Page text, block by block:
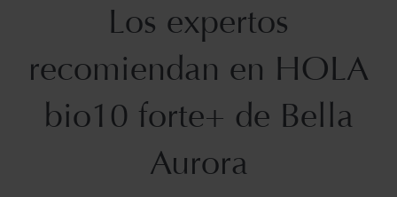
Los expertos
recomiendan en HOLA
bio10 forte+ de Bella
Aurora